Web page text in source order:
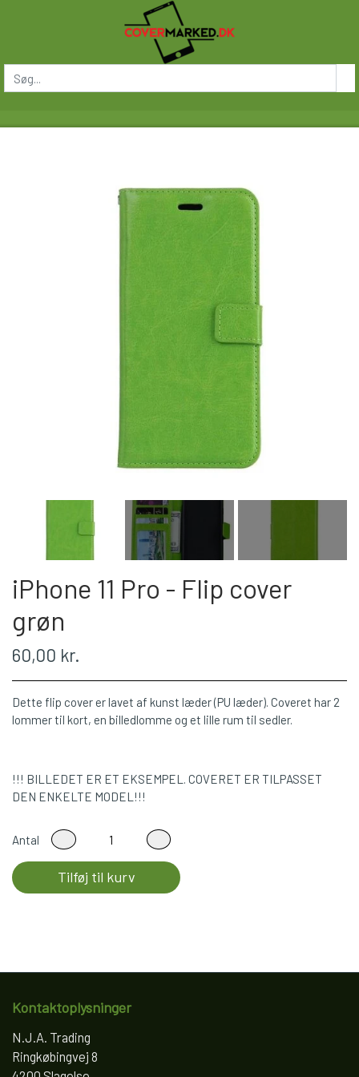
iPhone 11 Pro - Flip cover
grøn
60,00 kr.
Dette flip cover er lavet af kunst læder (PU læder). Coveret har 2
lommer til kort, en billedlomme og et lille rum til sedler.
!!! BILLEDET ER ET EKSEMPEL. COVERET ER TILPASSET
DEN ENKELTE MODEL!!!
Antal
Tilføj til kurv
Kontaktoplysninger
N.J.A. Trading
Ringkøbingvej 8